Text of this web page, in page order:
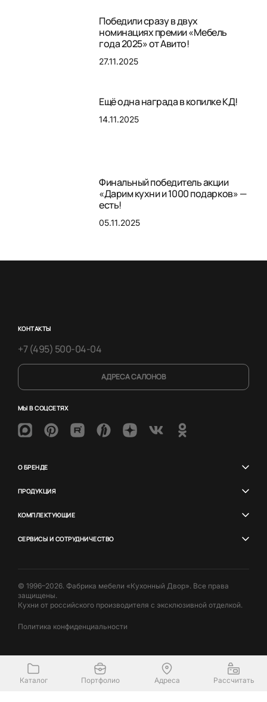
Победили сразу в двух
номинациях премии «Мебель
года 2025» от Авито!
27.11.2025
Ещё одна награда в копилке КД!
14.11.2025
Финальный победитель акции
«Дарим кухни и 1000 подарков» —
есть!
05.11.2025
КОНТАКТЫ
+7 (495) 500-04-04
АДРЕСА САЛОНОВ
МЫ В СОЦСЕТЯХ
О БРЕНДЕ
ПРОДУКЦИЯ
КОМПЛЕКТУЮЩИЕ
СЕРВИСЫ И СОТРУДНИЧЕСТВО
© 1996–2026. Фабрика мебели «Кухонный Двор». Все права
защищены.
Кухни от российского производителя с эксклюзивной отделкой.
Политика конфиденциальности
Каталог Портфолио Адреса Рассчитать